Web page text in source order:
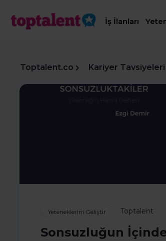
İş İlanları
Toptalent.co Kariyer Tavsiyeleri
Yeteneklerini Geliştir Toptalent
Sonsuzluğun